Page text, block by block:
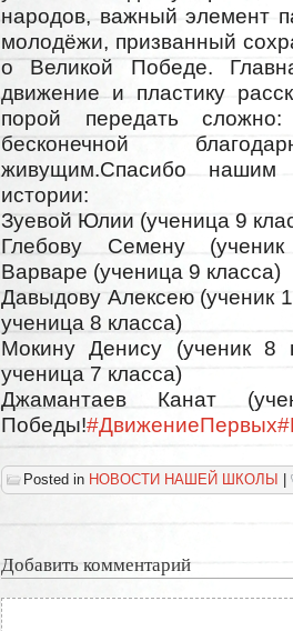
народов, важный элемент
молодёжи, призванный
о Великой Победе.
движение и пластику
порой передать
бесконечной
живущим.Спасибо нашим
истории:
Зуевой Юлии (ученица 9
Глебову Семену
Варваре (ученица 9 класса)
Давыдову Алексею (ученик
ученица 8 класса)
Мокину Денису (ученик 8
ученица 7 класса)
Джамантаев Канат
Победы!#ДвижениеПервых
Posted in НОВОСТИ НАШЕЙ ШКОЛЫ
Добавить комментарий